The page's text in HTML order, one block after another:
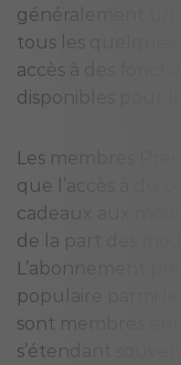
généralement un
tous les
accès à des
disponibles pour
Les membres
que l’accès à du
cadeaux aux
de la part des
L’abonnement
populaire parmi
sont membres
s’étendant